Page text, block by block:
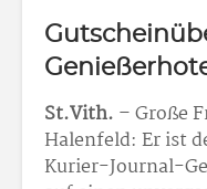
St.Vith. – Große
Halenfeld: Er ist
Kurier-Journal-